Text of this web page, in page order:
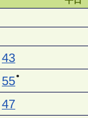
43
55●
47